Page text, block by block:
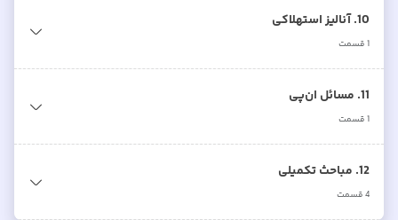
10. آنالیز استهلاکی
1قسمت
11. مسائل ان‌پی
1قسمت
12. مباحث تکمیلی
4قسمت